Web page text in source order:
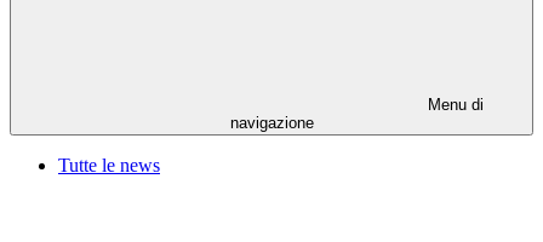
Menu di
navigazione
Tutte le news